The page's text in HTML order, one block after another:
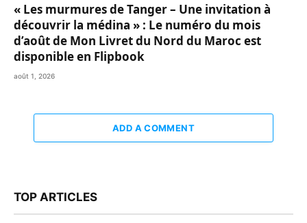
« Les murmures de Tanger – Une invitation à
découvrir la médina » : Le numéro du mois
d’août de Mon Livret du Nord du Maroc est
disponible en Flipbook
août 1, 2026
ADD A COMMENT
TOP ARTICLES